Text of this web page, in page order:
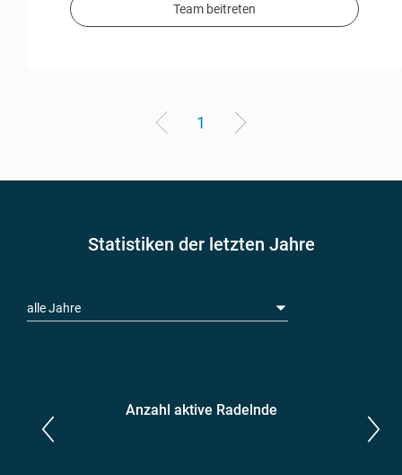
Team beitreten
1
Statistiken der letzten Jahre
alle Jahre
Anzahl aktive Radelnde